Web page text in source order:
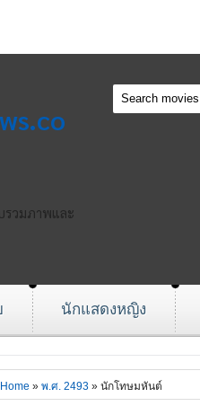
รวมภาพและ
นักแสดงหญิง
Home » พ.ศ. 2493 » นักโทษมหันต์